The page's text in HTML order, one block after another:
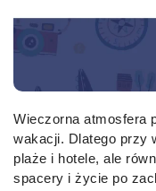
Wieczorna atmosfera
wakacji. Dlatego przy
plaże i hotele, ale
spacery i życie po